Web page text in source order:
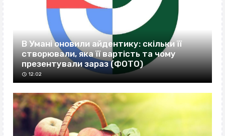
В Умані оновили айдентику: скільки її
створювали, яка її вартість та чому
презентували зараз (ФОТО)
12:02